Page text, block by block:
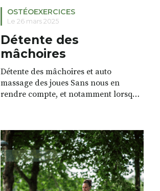
OSTÉOEXERCICES
Le 26 mars 2025
Détente des
mâchoires
Détente des mâchoires et auto
massage des joues Sans nous en
rendre compte, et notamment lorsque
muscles de nos mâchoires, à tel point
que certaines personnes finissent par
grincer des dents pendant le sommeil.
Ces crispations s’accompagnent
parfois d’autres douleurs dans le
crâne, […]